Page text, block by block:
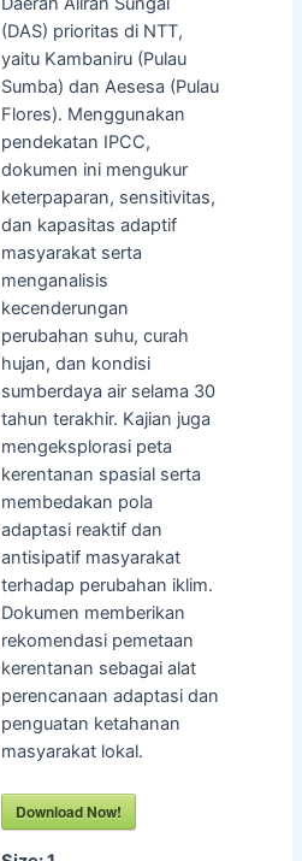
(DAS) prioritas di NTT,
yaitu Kambaniru (Pulau
Sumba) dan Aesesa (Pulau
Flores). Menggunakan
pendekatan IPCC,
dokumen ini mengukur
keterpaparan, sensitivitas,
dan kapasitas adaptif
masyarakat serta
menganalisis
kecenderungan
perubahan suhu, curah
hujan, dan kondisi
sumberdaya air selama 30
tahun terakhir. Kajian juga
mengeksplorasi peta
kerentanan spasial serta
membedakan pola
adaptasi reaktif dan
antisipatif masyarakat
terhadap perubahan iklim.
Dokumen memberikan
rekomendasi pemetaan
kerentanan sebagai alat
perencanaan adaptasi dan
penguatan ketahanan
masyarakat lokal.
Download Now!